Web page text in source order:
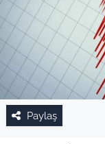
Paylaş